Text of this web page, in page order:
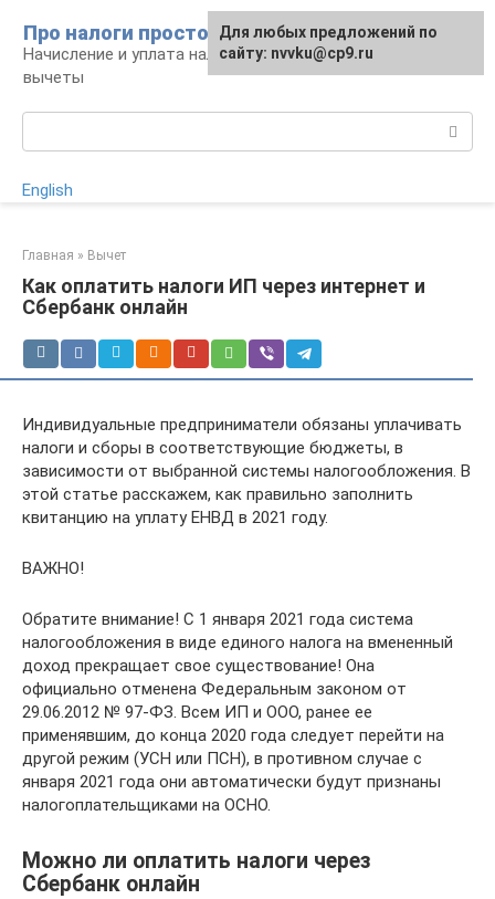
контенту
Про налоги просто
Начисление и уплата налогов, налоговые
вычеты
English
Главная » Вычет
Как оплатить налоги ИП через интернет и
Сбербанк онлайн
Индивидуальные предприниматели обязаны уплачивать
налоги и сборы в соответствующие бюджеты, в
зависимости от выбранной системы налогообложения. В
этой статье расскажем, как правильно заполнить
квитанцию на уплату ЕНВД в 2021 году.
ВАЖНО!
Обратите внимание! С 1 января 2021 года система
налогообложения в виде единого налога на вмененный
доход прекращает свое существование! Она
официально отменена Федеральным законом от
29.06.2012 № 97-ФЗ. Всем ИП и ООО, ранее ее
применявшим, до конца 2020 года следует перейти на
другой режим (УСН или ПСН), в противном случае с
января 2021 года они автоматически будут признаны
налогоплательщиками на ОСНО.
Можно ли оплатить налоги через
Сбербанк онлайн
Для любых предложений по
сайту: nvvku@cp9.ru